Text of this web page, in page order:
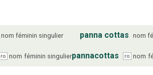
nom féminin singulier panna cottas nom
ro nom féminin singulierpannacottas ro nom